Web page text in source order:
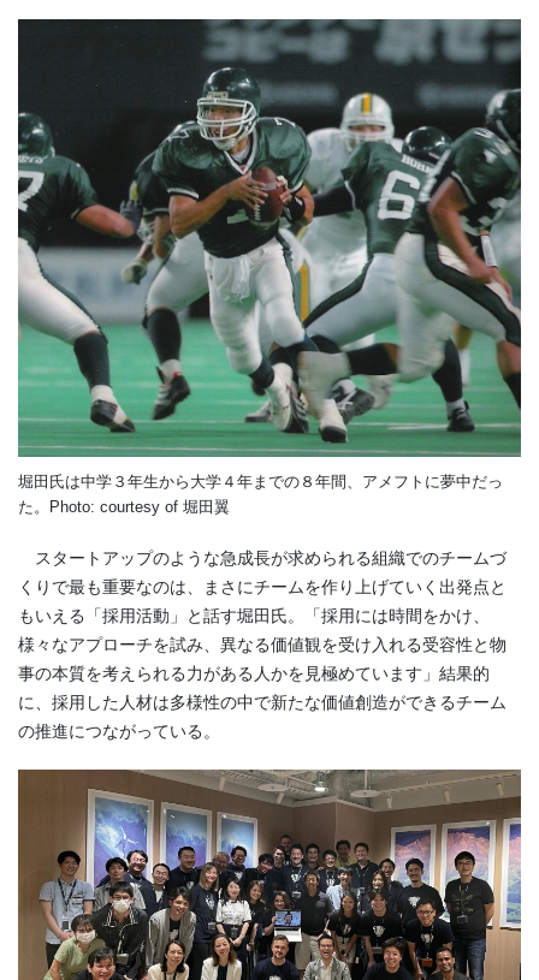
堀田氏は中学３年生から大学４年までの８年間、アメフトに夢中だっ
た。Photo: courtesy of 堀田翼
スタートアップのような急成長が求められる組織でのチームづ
くりで最も重要なのは、まさにチームを作り上げていく出発点と
もいえる「採用活動」と話す堀田氏。「採用には時間をかけ、
様々なアプローチを試み、異なる価値観を受け入れる受容性と物
事の本質を考えられる力がある人かを見極めています」結果的
に、採用した人材は多様性の中で新たな価値創造ができるチーム
の推進につながっている。